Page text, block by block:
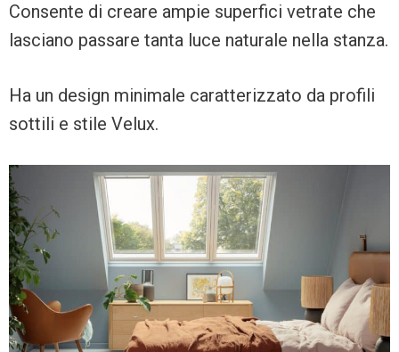
Consente di creare ampie superfici vetrate che
lasciano passare tanta luce naturale nella stanza.
Ha un design minimale caratterizzato da profili
sottili e stile Velux.